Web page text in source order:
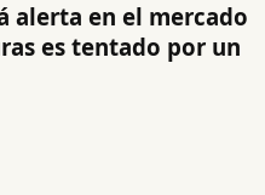
alerta en el mercado
es tentado por un